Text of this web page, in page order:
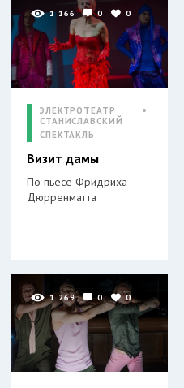
1 166 0 0
ЭЛЕКТРОТЕАТР
СТАНИСЛАВСКИЙ
СПЕКТАКЛЬ
Визит дамы
По пьесе Фридриха
Дюрренматта
1 269 0 0